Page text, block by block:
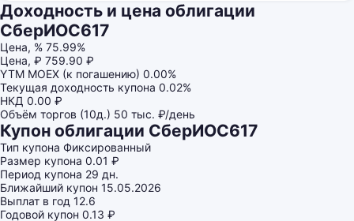
Доходность и цена облигации
СберИОС617
Цена, % 75.99%
Цена, ₽ 759.90 ₽
YTM MOEX (к погашению) 0.00%
Текущая доходность купона 0.02%
НКД 0.00 ₽
Объём торгов (10д.) 50 тыс. ₽/день
Купон облигации СберИОС617
Тип купона Фиксированный
Размер купона 0.01 ₽
Период купона 29 дн.
Ближайший купон 15.05.2026
Выплат в год 12.6
Годовой купон 0.13 ₽